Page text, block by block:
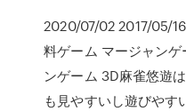
2020/07/02 2017/05/
料ゲーム マージャン
ンゲーム 3D麻雀悠遊
も見やすいし遊びやす